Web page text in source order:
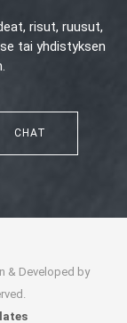
risut, ruusut,
tai yhdistyksen
CHAT
& Developed by